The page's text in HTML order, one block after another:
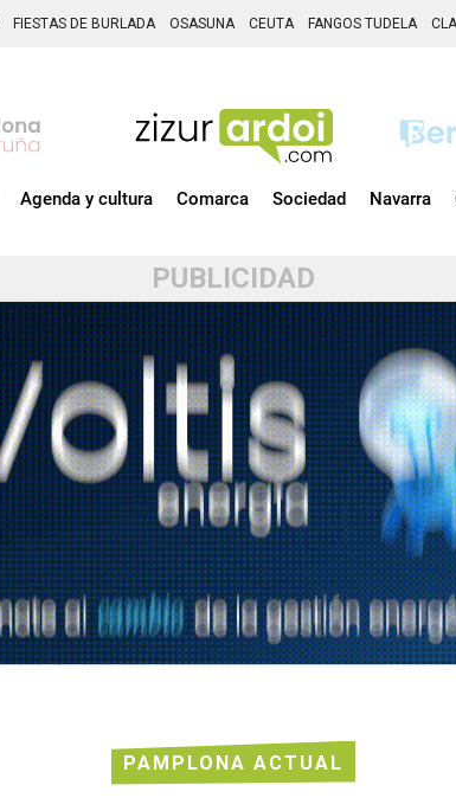
FIESTAS DE BURLADA OSASUNA CEUTA FANGOS TUDELA
Agenda y cultura Comarca Sociedad Navarra
PUBLICIDAD
PAMPLONA ACTUAL